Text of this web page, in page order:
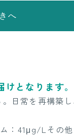
へ
となります。
日常を再構築
：41μg/Lその